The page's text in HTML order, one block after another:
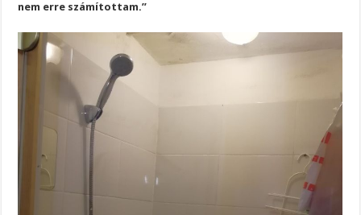
nem erre számítottam.”